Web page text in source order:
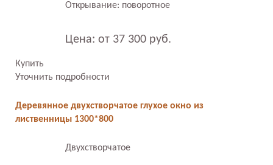
Открывание: поворотное
Цена: от 37 300 руб.
Купить
Уточнить подробности
Деревянное двухстворчатое глухое окно из
лиственницы 1300*800
Двухстворчатое